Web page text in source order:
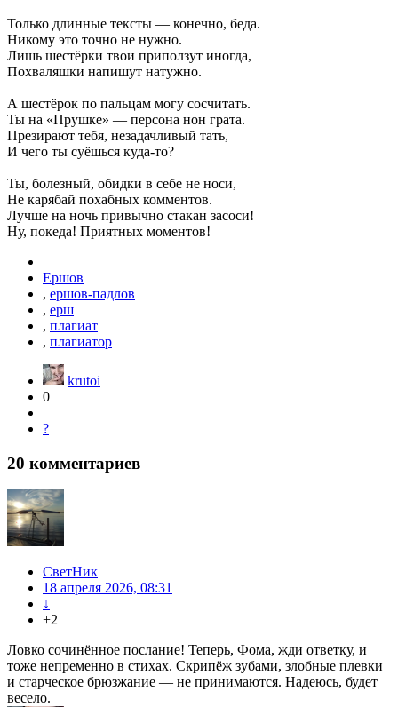
Только длинные тексты — конечно, беда.
Никому это точно не нужно.
Лишь шестёрки твои приползут иногда,
Похваляшки напишут натужно.
А шестёрок по пальцам могу сосчитать.
Ты на «Прушке» — персона нон грата.
Презирают тебя, незадачливый тать,
И чего ты суёшься куда-то?
Ты, болезный, обидки в себе не носи,
Не карябай похабных комментов.
Лучше на ночь привычно стакан засоси!
Ну, покеда! Приятных моментов!
Ершов
, ершов-падлов
, ерш
, плагиат
, плагиатор
krutoi
0
?
20 комментариев
СветНик
18 апреля 2026, 08:31
↓
+2
Ловко сочинённое послание! Теперь, Фома, жди ответку, и
тоже непременно в стихах. Скрипёж зубами, злобные плевки
и старческое брюзжание — не принимаются. Надеюсь, будет
весело.